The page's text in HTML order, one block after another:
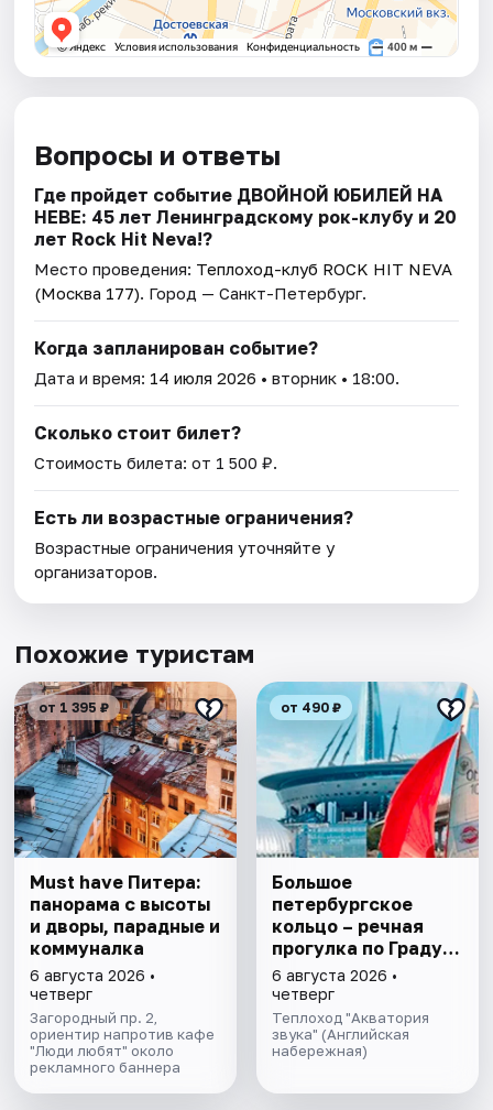
Вопросы и ответы
Где пройдет событие ДВОЙНОЙ ЮБИЛЕЙ НА
НЕВЕ: 45 лет Ленинградскому рок-клубу и 20
лет Rock Hit Neva!?
Место проведения: Теплоход-клуб ROCK HIT NEVA
(Москва 177). Город — Санкт-Петербург.
Когда запланирован событие?
Дата и время: 14 июля 2026 • вторник • 18:00.
Сколько стоит билет?
Стоимость билета: от 1 500 ₽.
Есть ли возрастные ограничения?
Возрастные ограничения уточняйте у
организаторов.
Похожие туристам
от 1 395 ₽
Must have Питера:
панорама с высоты
и дворы, парадные и
коммуналка
6 августа 2026 •
четверг
Загородный пр. 2,
ориентир напротив кафе
"Люди любят" около
рекламного баннера
от 490 ₽
Большое
петербургское
кольцо – речная
прогулка пo Граду
на Неве с
авторской
экскурсией и живой
музыкой в тёплом
салоне теплохода
6 августа 2026 •
четверг
Теплоход "Акватория
звука" (Английская
набережная)